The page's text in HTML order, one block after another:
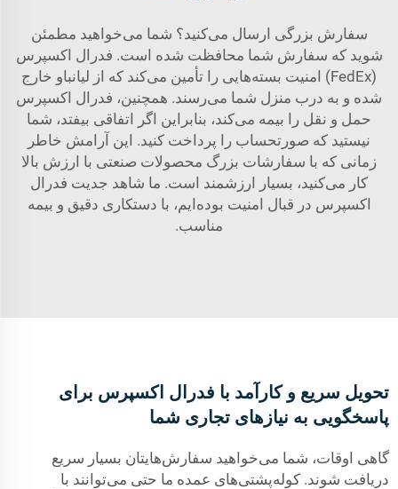
سفارش بزرگی ارسال می‌کنید؟ شما می‌خواهید مطمئن
شوید که سفارش شما محافظت شده است. فدرال اکسپرس
(FedEx) امنیت بسته‌هایی را تأمین می‌کند که از لیانباو خارج
شده و به درب منزل شما می‌رسند. همچنین، فدرال اکسپرس
حمل و نقل را بیمه می‌کند، بنابراین اگر اتفاقی بیفتد، شما
نیستید که صورتحساب را پرداخت کنید. این آرامش خاطر
زمانی که با سفارشات بزرگ محصولات صنعتی با ارزش بالا
کار می‌کنید، بسیار ارزشمند است. ما شاهد جدیت فدرال
اکسپرس در قبال امنیت بوده‌ایم، با دستکاری دقیق و بیمه
مناسب.
تحویل سریع و کارآمد با فدرال اکسپرس برای
پاسخگویی به نیازهای تجاری شما
گاهی اوقات، شما می‌خواهید سفارش‌هایتان بسیار سریع
دریافت شوند. کوله‌پشتی‌های عمده ما حتی می‌توانند با